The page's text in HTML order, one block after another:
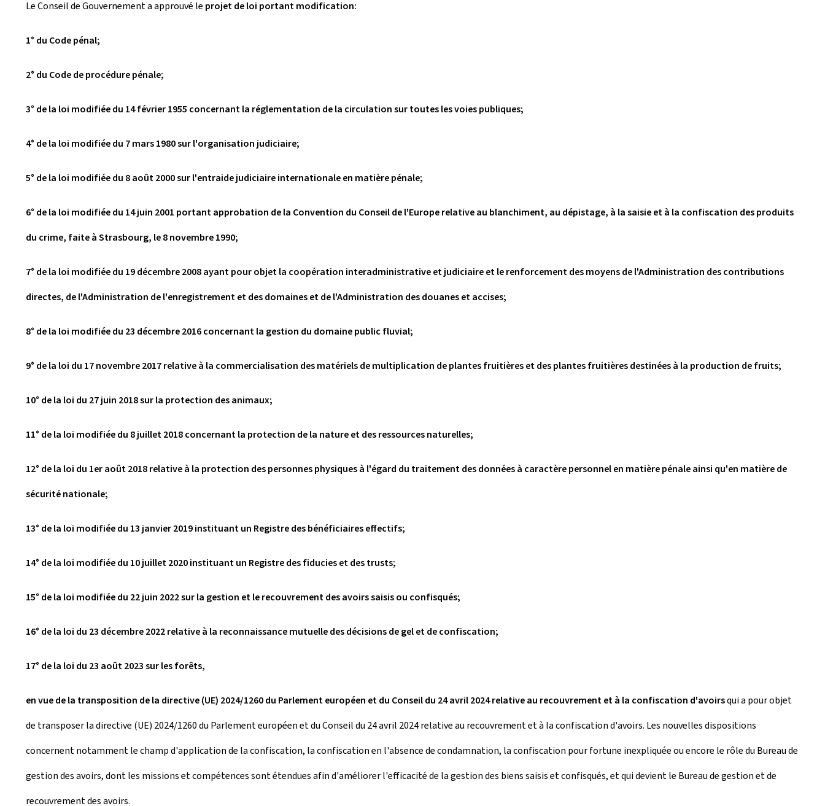
Le Conseil de Gouvernement a approuvé le projet de loi portant modification:
1° du Code pénal;
2° du Code de procédure pénale;
3° de la loi modifiée du 14 février 1955 concernant la réglementation de la circulation sur toutes les voies publiques;
4° de la loi modifiée du 7 mars 1980 sur l'organisation judiciaire;
5° de la loi modifiée du 8 août 2000 sur l'entraide judiciaire internationale en matière pénale;
6° de la loi modifiée du 14 juin 2001 portant approbation de la Convention du Conseil de l'Europe relative au blanchiment, au dépistage, à la saisie et à la confiscation des produits
du crime, faite à Strasbourg, le 8 novembre 1990;
7° de la loi modifiée du 19 décembre 2008 ayant pour objet la coopération interadministrative et judiciaire et le renforcement des moyens de l'Administration des contributions
directes, de l'Administration de l'enregistrement et des domaines et de l'Administration des douanes et accises;
8° de la loi modifiée du 23 décembre 2016 concernant la gestion du domaine public fluvial;
9° de la loi du 17 novembre 2017 relative à la commercialisation des matériels de multiplication de plantes fruitières et des plantes fruitières destinées à la production de fruits;
10° de la loi du 27 juin 2018 sur la protection des animaux;
11° de la loi modifiée du 8 juillet 2018 concernant la protection de la nature et des ressources naturelles;
12° de la loi du 1er août 2018 relative à la protection des personnes physiques à l'égard du traitement des données à caractère personnel en matière pénale ainsi qu'en matière de
sécurité nationale;
13° de la loi modifiée du 13 janvier 2019 instituant un Registre des bénéficiaires effectifs;
14° de la loi modifiée du 10 juillet 2020 instituant un Registre des fiducies et des trusts;
15° de la loi modifiée du 22 juin 2022 sur la gestion et le recouvrement des avoirs saisis ou confisqués;
16° de la loi du 23 décembre 2022 relative à la reconnaissance mutuelle des décisions de gel et de confiscation;
17° de la loi du 23 août 2023 sur les forêts,
en vue de la transposition de la directive (UE) 2024/1260 du Parlement européen et du Conseil du 24 avril 2024 relative au recouvrement et à la confiscation d'avoirsqui a pour objet
de transposer la directive (UE) 2024/1260 du Parlement européen et du Conseil du 24 avril 2024 relative au recouvrement et à la confiscation d'avoirs. Les nouvelles dispositions
concernent notamment le champ d'application de la confiscation, la confiscation en l'absence de condamnation, la confiscation pour fortune inexpliquée ou encore le rôle du Bureau de
gestion des avoirs, dont les missions et compétences sont étendues afin d'améliorer l'efficacité de la gestion des biens saisis et confisqués, et qui devient le Bureau de gestion et de
recouvrement des avoirs.